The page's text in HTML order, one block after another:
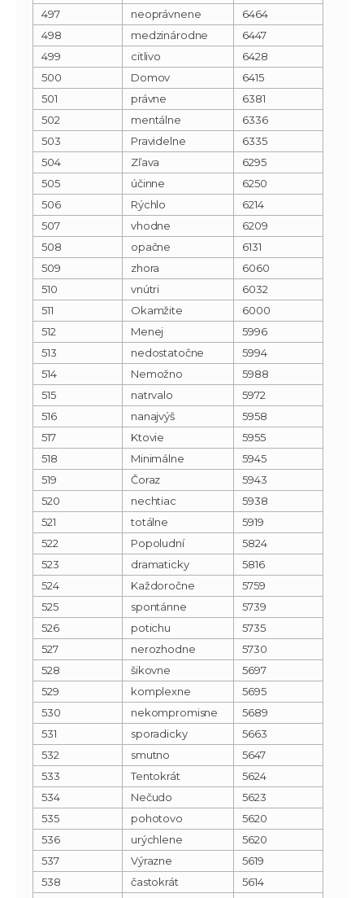
497
neoprávnene
6464
498
medzinárodne
6447
499
citlivo
6428
500
Domov
6415
501
právne
6381
502
mentálne
6336
503
Pravidelne
6335
504
Zľava
6295
505
účinne
6250
506
Rýchlo
6214
507
vhodne
6209
508
opačne
6131
509
zhora
6060
510
vnútri
6032
511
Okamžite
6000
512
Menej
5996
513
nedostatočne
5994
514
Nemožno
5988
515
natrvalo
5972
516
nanajvýš
5958
517
Ktovie
5955
518
Minimálne
5945
519
Čoraz
5943
520
nechtiac
5938
521
totálne
5919
522
Popoludní
5824
523
dramaticky
5816
524
Každoročne
5759
525
spontánne
5739
526
potichu
5735
527
nerozhodne
5730
528
šikovne
5697
529
komplexne
5695
530
nekompromisne
5689
531
sporadicky
5663
532
smutno
5647
533
Tentokrát
5624
534
Nečudo
5623
535
pohotovo
5620
536
urýchlene
5620
537
Výrazne
5619
538
častokrát
5614